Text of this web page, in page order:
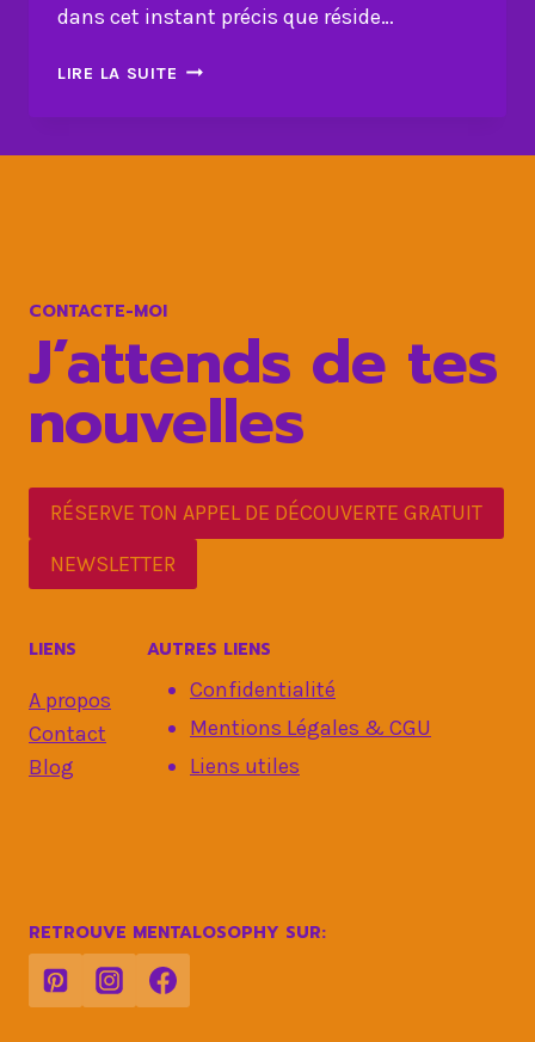
dans cet instant précis que réside…
LIRE LA SUITE POURQUOI
CONTACTE-MOI
J’attends de tes
nouvelles
RÉSERVE TON APPEL DE DÉCOUVERTE GRATUIT
NEWSLETTER
LIENS
A propos
Contact
Blog
AUTRES LIENS
Confidentialité
Mentions Légales & CGU
Liens utiles
RETROUVE MENTALOSOPHY SUR: